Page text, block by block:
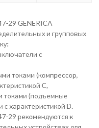
29 GENERICA
и групповых
с
токами (компрессор,
C,
токами (подъемные
характеристикой D.
29 рекомендуются к